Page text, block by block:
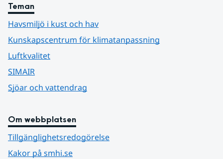
Teman
Havsmiljö i kust och hav
Kunskapscentrum för klimatanpassning
Luftkvalitet
SIMAIR
Sjöar och vattendrag
Om webbplatsen
Tillgänglighetsredogörelse
Kakor på smhi.se